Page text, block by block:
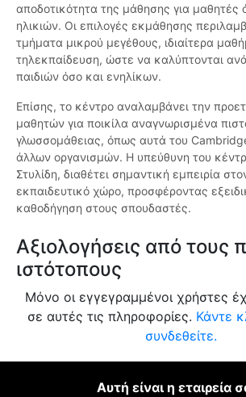
αποδοτικότητα της μάθησης για μαθητές
ηλικιών. Οι επιλογές εκμάθησης
τμήματα μικρού μεγέθους, ιδιαίτερα
τηλεκπαίδευση, ώστε να καλύπτονται
παιδιών όσο και ενηλίκων.
Επίσης, το κέντρο αναλαμβάνει την
μαθητών για ποικίλα αναγνωρισμένα
γλωσσομάθειας, όπως αυτά του
άλλων οργανισμών. Η υπεύθυνη του
Στυλίδη, διαθέτει σημαντική εμπειρία
εκπαιδευτικό χώρο, προσφέροντας
καθοδήγηση στους σπουδαστές.
Αξιολογήσεις από τους
ιστότοπους
Μόνο οι εγγεγραμμένοι χρήστες
σε αυτές τις πληροφορίες. Κάντε
συνδεθείτε.
Αυτή είναι η εταιρεία